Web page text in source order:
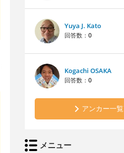
Yuya J. Kato
回答数： 0
Kogachi OSAKA
回答数： 0
アンカー一覧
メニュー